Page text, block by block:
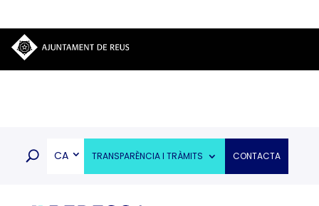
CA TRANSPARÈNCIA I TRÀMITS CONTACTA